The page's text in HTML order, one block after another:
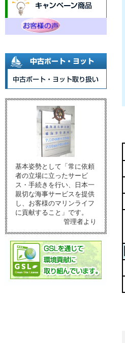
基本姿勢として「常に依頼
者の立場に立ったサービ
ス・手続きを行い、日本一
親切な海事サービスを提供
し、お客様のマリンライフ
に貢献すること」です。
管理者より